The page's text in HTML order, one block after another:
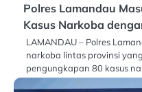
Polres Lamandau
Kasus Narkoba
LAMANDAU – Polres
narkoba lintas provinsi
pengungkapan 80 kasus